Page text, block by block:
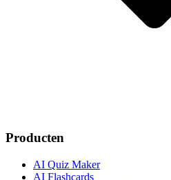
Producten
AI Quiz Maker
AI Flashcards